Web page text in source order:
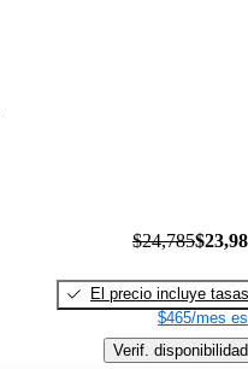
$24,785
El precio incluye tasas
$465/mes
Verif. disponibilidad